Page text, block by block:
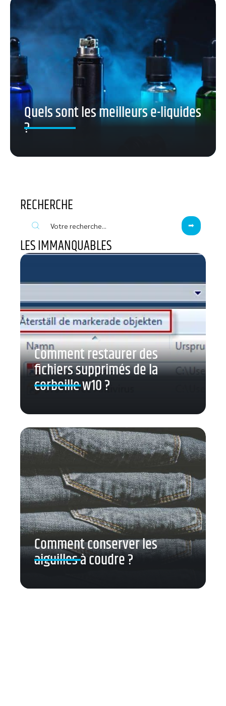
Quels sont les meilleurs e-liquides
?
RECHERCHE
LES IMMANQUABLES
Comment restaurer des
fichiers supprimés de la
corbeille w10 ?
Comment conserver les
aiguilles à coudre ?